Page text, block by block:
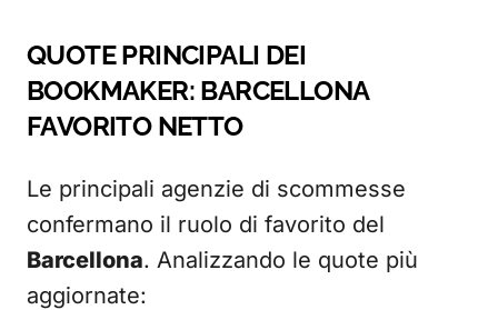
QUOTE PRINCIPALI DEI
BOOKMAKER: BARCELLONA
FAVORITO NETTO
Le principali agenzie di scommesse
confermano il ruolo di favorito del
Barcellona. Analizzando le quote più
aggiornate: